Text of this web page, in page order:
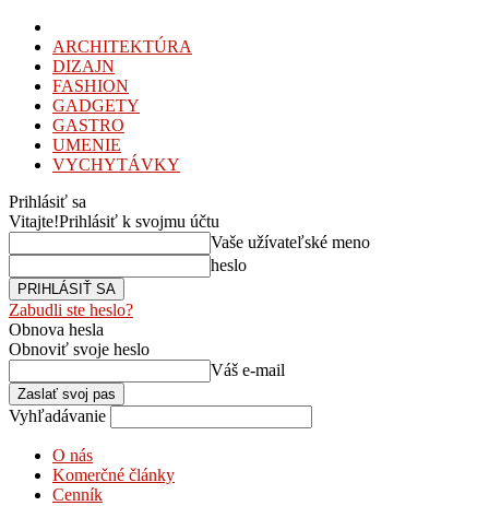
ARCHITEKTÚRA
DIZAJN
FASHION
GADGETY
GASTRO
UMENIE
VYCHYTÁVKY
Prihlásiť sa
Vitajte!Prihlásiť k svojmu účtu
Vaše užívateľské meno
heslo
Zabudli ste heslo?
Obnova hesla
Obnoviť svoje heslo
Váš e-mail
Vyhľadávanie
O nás
Komerčné články
Cenník